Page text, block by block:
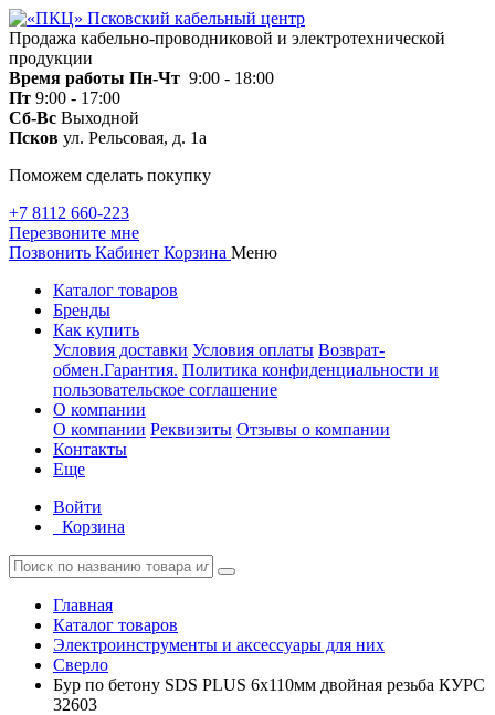
Продажа кабельно-проводниковой и электротехнической
продукции
Время работы Пн-Чт 9:00 - 18:00
Пт 9:00 - 17:00
Сб-Вс Выходной
Псков ул. Рельсовая, д. 1а
Поможем сделать покупку
+7 8112 660-223
Перезвоните мне
Позвонить Кабинет Корзина Меню
Каталог товаров
Бренды
Как купить
Условия доставки Условия оплаты Возврат-
обмен.Гарантия. Политика конфиденциальности и
пользовательское соглашение
О компании
О компании Реквизиты Отзывы о компании
Контакты
Еще
Войти
Корзина
Главная
Каталог товаров
Электроинструменты и аксессуары для них
Сверло
Бур по бетону SDS PLUS 6х110мм двойная резьба КУРС
32603